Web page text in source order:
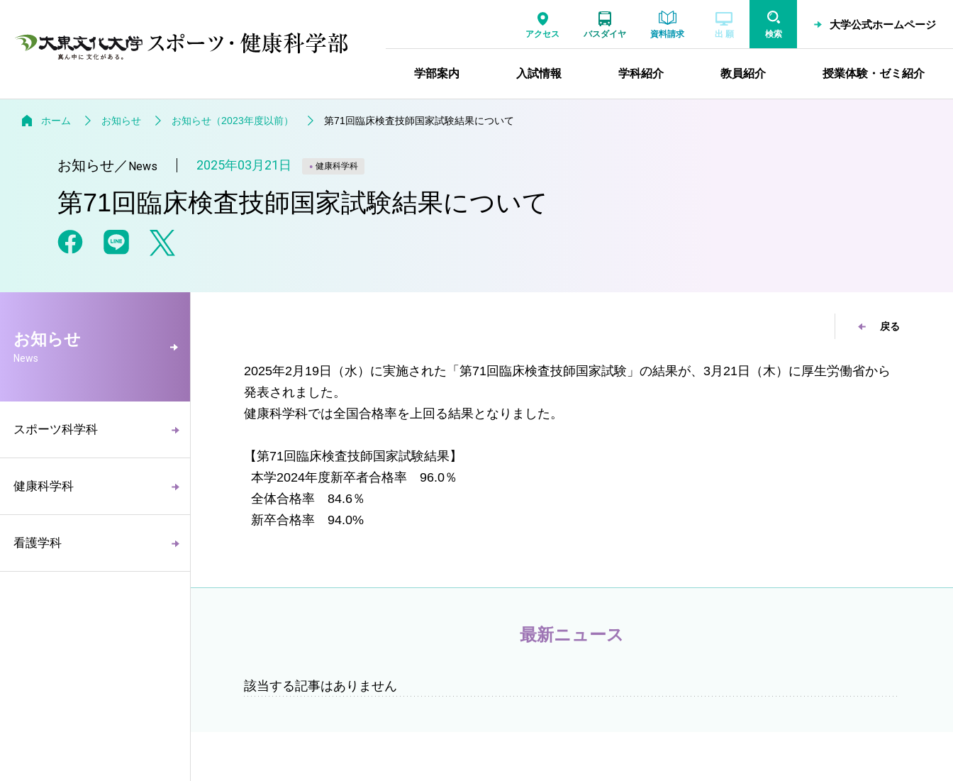
アクセス バスダイヤ 資料請求 出 願 検索
大学公式ホームページ
学部案内 入試情報 学科紹介 教員紹介 授業体験・ゼミ紹介
ホーム お知らせ お知らせ（2023年度以前） 第71回臨床検査技師国家試験結果について
お知らせ／ News 2025年03月21日 健康科学科
第71回臨床検査技師国家試験結果について
お知らせ
News
スポーツ科学科
健康科学科
看護学科
戻る
2025年2月19日（水）に実施された「第71回臨床検査技師国家試験」の結果が、3月21日（木）に厚生労働省から
発表されました。
健康科学科では全国合格率を上回る結果となりました。
【第71回臨床検査技師国家試験結果】
本学2024年度新卒者合格率 96.0％
全体合格率 84.6％
新卒合格率 94.0%
最新ニュース
該当する記事はありません